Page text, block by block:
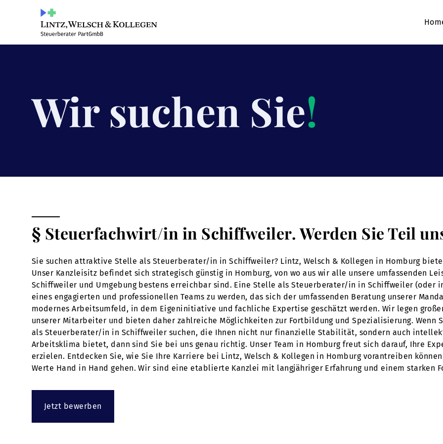
Wir suchen Sie!
§ Steuerfachwirt/in in Schiffweiler. Werden Sie Teil
Sie suchen attraktive Stelle als Steuerberater/in in Schiffweiler? Lintz, Welsch & Kollegen in Homburg
Unser Kanzleisitz befindet sich strategisch günstig in Homburg, von wo aus wir alle unsere umfassenden
Schiffweiler und Umgebung bestens erreichbar sind. Eine Stelle als Steuerberater/in in Schiffweiler (oder
eines engagierten und professionellen Teams zu werden, das sich der umfassenden Beratung unserer
modernes Arbeitsumfeld, in dem Eigeninitiative und fachliche Expertise geschätzt werden. Wir legen
unserer Mitarbeiter und bieten daher zahlreiche Möglichkeiten zur Fortbildung und Spezialisierung. Wenn
als Steuerberater/in in Schiffweiler suchen, die Ihnen nicht nur finanzielle Stabilität, sondern auch
Arbeitsklima bietet, dann sind Sie bei uns genau richtig. Unser Team in Homburg freut sich darauf, Ihre
erzielen. Entdecken Sie, wie Sie Ihre Karriere bei Lintz, Welsch & Kollegen in Homburg vorantreiben
Werte Hand in Hand gehen. Wir sind eine etablierte Kanzlei mit langjähriger Erfahrung und einem starken
Jetzt bewerben